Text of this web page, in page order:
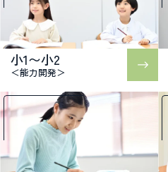
小1〜小2
＜能力開発＞